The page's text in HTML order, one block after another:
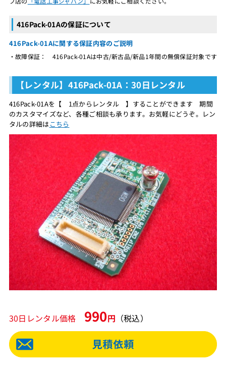
416Pack-01Aの保証について
416Pack-01Aに関する保証内容のご説明
・故障保証： 416Pack-01Aは中古/新古品/新品1年間の無償保証対象です
【レンタル】416Pack-01A：30日レンタル
416Pack-01Aを【 1点からレンタル 】することができます 期間
のカスタマイズなど、各種ご相談も承ります。お気軽にどうぞ。レン
タルの詳細はこちら
30日レンタル価格 990円 （税込）